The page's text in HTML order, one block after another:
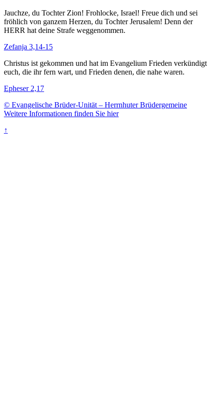
Jauchze, du Tochter Zion! Frohlocke, Israel! Freue dich und sei
fröhlich von ganzem Herzen, du Tochter Jerusalem! Denn der
HERR hat deine Strafe weggenommen.
Zefanja 3,14-15
Christus ist gekommen und hat im Evangelium Frieden verkündigt
euch, die ihr fern wart, und Frieden denen, die nahe waren.
Epheser 2,17
© Evangelische Brüder-Unität – Herrnhuter Brüdergemeine
Weitere Informationen finden Sie hier
↑